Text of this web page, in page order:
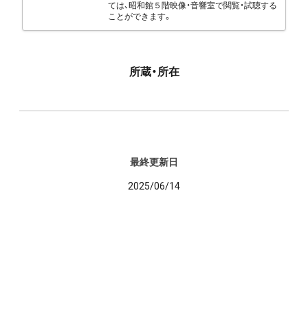
ては、昭和館５階映像・音響室で閲覧・試聴する
ことができます。
所蔵・所在
最終更新日
2025/06/14